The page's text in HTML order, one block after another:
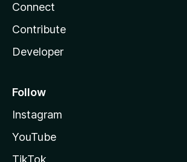
Connect
Contribute
Developer
Follow
Instagram
YouTube
TikTok